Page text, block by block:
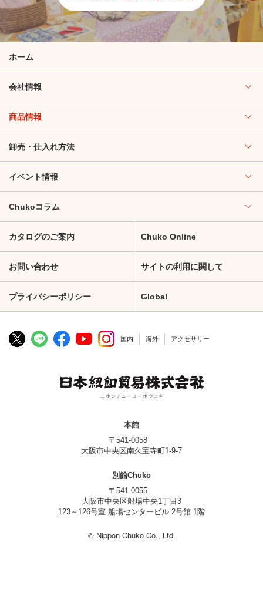
ホーム
会社情報
商品情報
卸売・仕入れ方法
イベント情報
Chukoコラム
カタログのご案内 Chuko Online
お問い合わせ サイトの利用に関して
プライバシーポリシー Global
国内 海外 アクセサリー
本館
〒541-0058
大阪市中央区南久宝寺町1-9-7
別館Chuko
〒541-0055
大阪市中央区船場中央1丁目3
123～126号室 船場センタービル 2号館 1階
© Nippon Chuko Co., Ltd.